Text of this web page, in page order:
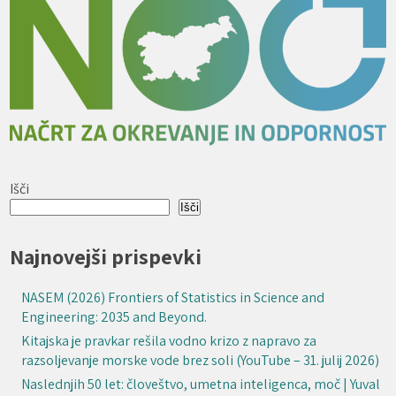
Išči
Išči
Najnovejši prispevki
NASEM (2026) Frontiers of Statistics in Science and
Engineering: 2035 and Beyond.
Kitajska je pravkar rešila vodno krizo z napravo za
razsoljevanje morske vode brez soli (YouTube – 31. julij 2026)
Naslednjih 50 let: človeštvo, umetna inteligenca, moč | Yuval